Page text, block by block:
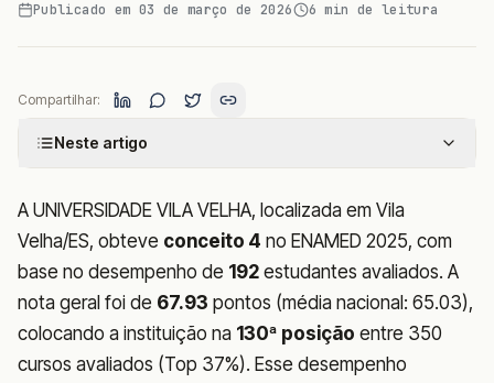
Publicado em 03 de março de 2026 6 min de leitura
Compartilhar:
Neste artigo
A UNIVERSIDADE VILA VELHA, localizada em Vila
Velha/ES, obteve conceito 4 no ENAMED 2025, com
base no desempenho de 192 estudantes avaliados. A
nota geral foi de 67.93 pontos (média nacional: 65.03),
colocando a instituição na 130ª posição entre 350
cursos avaliados (Top 37%). Esse desempenho